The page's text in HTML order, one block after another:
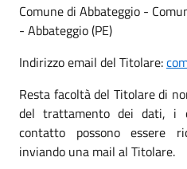
Comune di Abbateggio -
- Abbateggio (PE)
Indirizzo email del Titolare:
Resta facoltà del Titolare di
del trattamento dei dati, i
contatto possono essere
inviando una mail al Titolare.